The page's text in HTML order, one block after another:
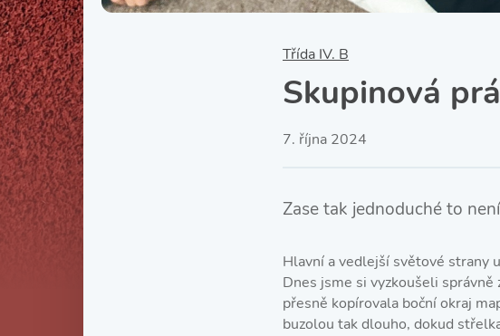
Třída IV. B
Skupinová
7. října 2024
Zase tak jednoduché to není
Hlavní a vedlejší světové strany
Dnes jsme si vyzkoušeli
přesně kopírovala boční okraj
buzolou tak dlouho, dokud